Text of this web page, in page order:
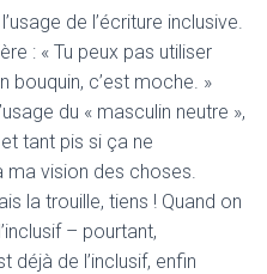
de l’écriture inclusive.
: « Tu peux pas utiliser
bouquin, c’est moche. »
du « masculin neutre »,
tant pis si ça ne
vision des choses.
la trouille, tiens ! Quand on
– pourtant,
déjà de l’inclusif, enfin